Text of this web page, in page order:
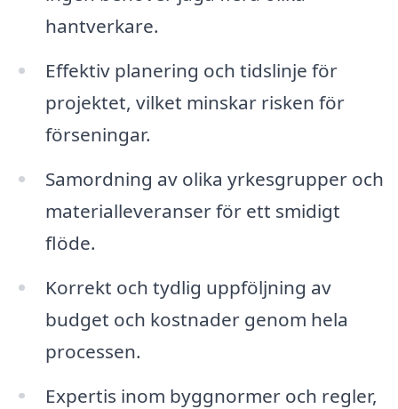
hantverkare.
Effektiv planering och tidslinje för
projektet, vilket minskar risken för
förseningar.
Samordning av olika yrkesgrupper och
materialleveranser för ett smidigt
flöde.
Korrekt och tydlig uppföljning av
budget och kostnader genom hela
processen.
Expertis inom byggnormer och regler,